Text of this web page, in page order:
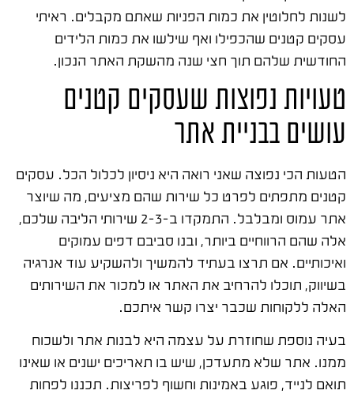
לשנות לחלוטין את כמות הפניות שאתם מקבלים. ראיתי
עסקים קטנים שהכפילו ואף שילשו את כמות הלידים
החודשית שלהם תוך חצי שנה מהשקת האתר הנכון.
טעויות נפוצות שעסקים קטנים
עושים בבניית אתר
הטעות הכי נפוצה שאני רואה היא ניסיון לכלול הכל. עסקים
קטנים מתפתים לפרט כל שירות שהם מציעים, מה שיוצר
אתר עמוס ומבלבל. התמקדו ב-2-3 שירותי הליבה שלכם,
אלה שהם הרווחיים ביותר, ובנו סביבם דפים עמוקים
ואיכותיים. אם תרצו בעתיד להמשיך ולהשקיע עוד אנרגיה
בשיווק, תוכלו להרחיב את האתר או למכור את השירותים
האלה ללקוחות שכבר יצרו קשר איתכם.
בעיה נוספת שחוזרת על עצמה היא לבנות אתר ולשכוח
ממנו. אתר שלא מתעדכן, שיש בו תאריכים ישנים או שאינו
תואם לנייד, פוגע באמינות וחשוף לפריצות. תכננו לפחות